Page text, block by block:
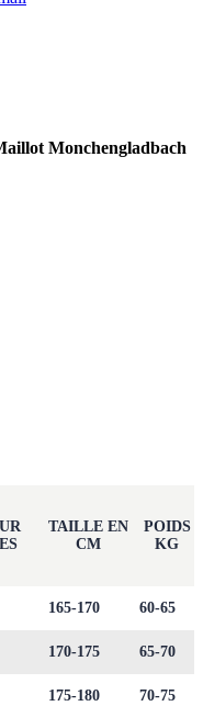
Monchengladbach
TAILLE EN
CM
POIDS
KG
165-170 60-65
170-175 65-70
175-180 70-75